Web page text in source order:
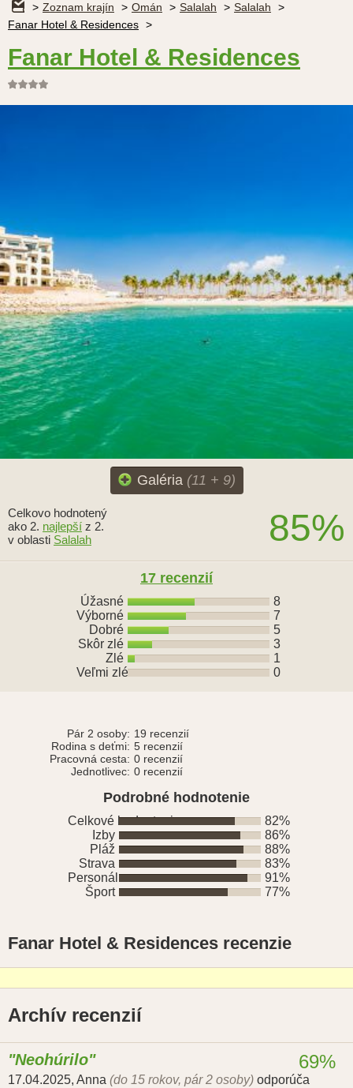
Zoznam krajín Omán Salalah
Salalah
Fanar Hotel & Residences
Fanar Hotel & Residences
Galéria (11 + 9)
85%
Celkovo hodnotený
ako 2. najlepší z 2.
v oblasti Salalah
17 recenzií
Úžasné
8
Výborné
7
Dobré
5
Skôr zlé
3
Zlé
1
Veľmi zlé
0
Pár 2 osoby: 19 recenzií
Rodina s deťmi: 5 recenzií
Pracovná cesta: 0 recenzií
Jednotlivec: 0 recenzií
Podrobné hodnotenie
Celkové hodnotenie
82%
Izby
86%
Pláž
88%
Strava
83%
Personál
91%
Šport
77%
Fanar Hotel & Residences recenzie
Archív recenzií
Neohúrilo
17.04.2025, Anna (do 15 rokov, pár 2 osoby) odporúča
69%